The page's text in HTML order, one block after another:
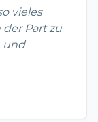
vieles
Part zu
und